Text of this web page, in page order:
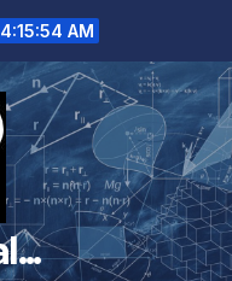
4:15:55 AM